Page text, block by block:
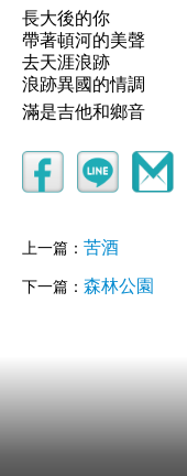
長大後的你
帶著頓河的美聲
去天涯浪跡
浪跡異國的情調
滿是吉他和鄉音
上一篇： 苦酒
下一篇： 森林公園